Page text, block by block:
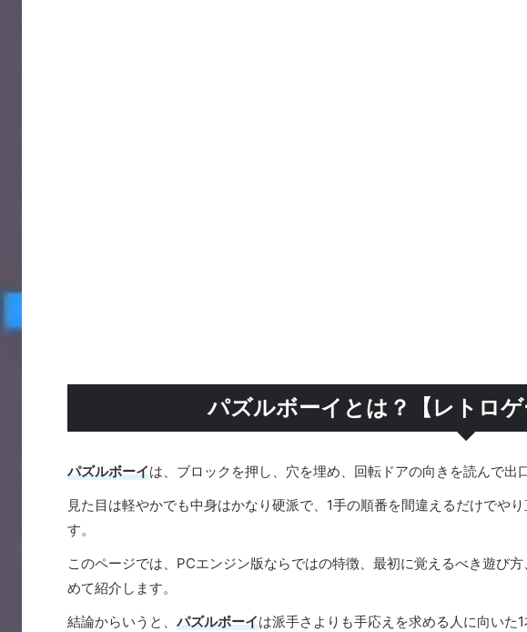
パズルボーイとは？【レトロゲ
パズルボーイは、ブロックを押し、穴を埋め、回転ドアの向きを読んで出
見た目は軽やかでも中身はかなり硬派で、1手の順番を間違えるだけでや
す。
このページでは、PCエンジン版ならではの特徴、最初に覚えるべき遊び
めて紹介します。
結論からいうと、 パズルボーイは派手さよりも手応えを求める人に向いた